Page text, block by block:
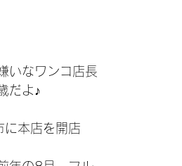
いなワンコ店長
だよ♪
本店を開店